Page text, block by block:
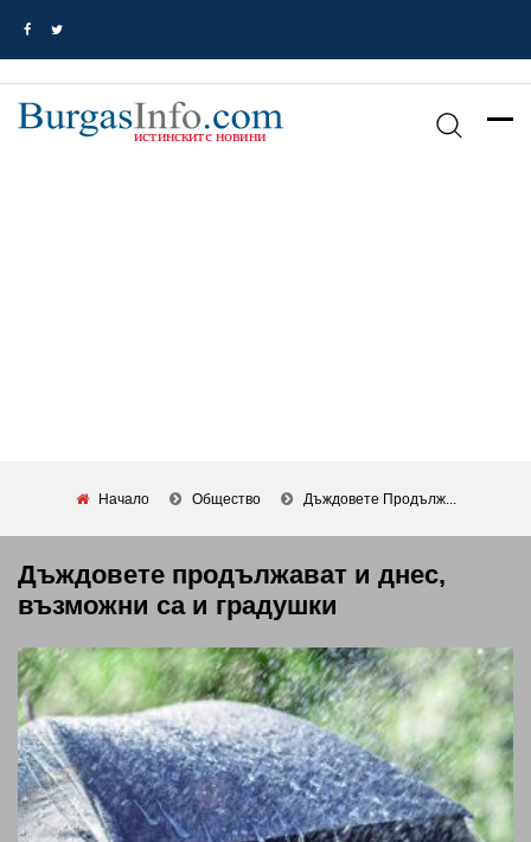
Начало Общество Дъждовете Продълж...
Дъждовете продължават и днес,
възможни са и градушки